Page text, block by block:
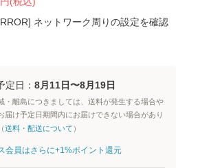
ネットワーク周りの設定を確認
定日： 8月11日〜8月19日
・離島につきましては、送料が発生する場合や
届け予定日期間内にお届けできない場合があり
送料・配送について ）
会員はさらに+1%ポイント還元